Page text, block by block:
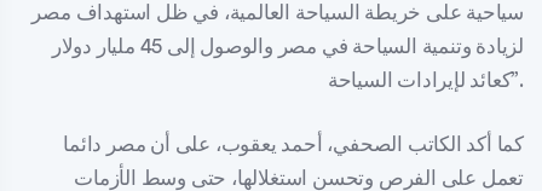
سياحية على خريطة السياحة العالمية، في ظل استهداف مصر
لزيادة وتنمية السياحة في مصر والوصول إلى 45 مليار دولار
كعائد لإيرادات السياحة”.
كما أكد الكاتب الصحفي، أحمد يعقوب، على أن مصر دائما
تعمل على الفرص وتحسن استغلالها، حتى وسط الأزمات